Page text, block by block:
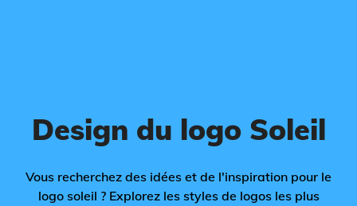
Design du logo Soleil
Vous recherchez des idées et de l'inspiration pour le
logo soleil ? Explorez les styles de logos les plus